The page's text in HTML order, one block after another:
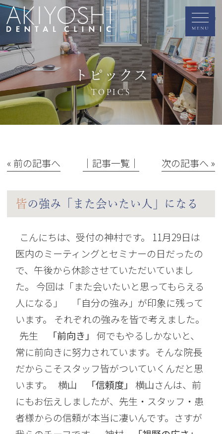
トピックス
TOPICS
« 前の記事へ │記事一覧│ 次の記事へ »
皆の強み「また会いたい人」になる
こんにちは、受付の神村です。 11月29日は
医内のミーティングとセミナーの日だったの
で、午後から休診させていただいていまし
た。 今回は「また会いたいと思ってもらえる
人になる」 「自分の強み」が印象に残って
います。 それぞれの強みを皆で考えました。
先生
「前向き」 何でもやるしかないと、
常に前向きに努力されています。そんな院長
だからこそスタッフ皆がついていくんだと思
います。 横山 「信頼度」
横山さんは、前
にもお伝えしましたが、先生・スタッフ・患
者様からの信頼が本当に凄いんです。さすが